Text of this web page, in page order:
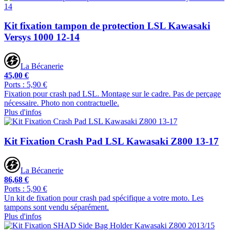
Kit fixation tampon de protection LSL Kawasaki
Versys 1000 12-14
La Bécanerie
45,00 €
Ports : 5,90 €
Fixation pour crash pad LSL. Montage sur le cadre. Pas de perçage
nécessaire. Photo non contractuelle.
Plus d'infos
Kit Fixation Crash Pad LSL Kawasaki Z800 13-17
La Bécanerie
86,68 €
Ports : 5,90 €
Un kit de fixation pour crash pad spécifique a votre moto. Les
tampons sont vendu séparément.
Plus d'infos